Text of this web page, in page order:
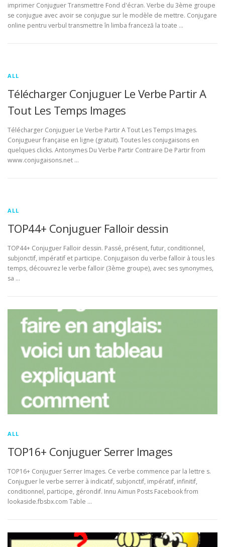
imprimer Conjuguer Transmettre Fond d'écran. Verbe du 3ème groupe
se conjugue avec avoir se conjugue sur le modèle de mettre. Conjugare
online pentru verbul transmettre în limba franceză la toate …
ALL
Télécharger Conjuguer Le Verbe Partir A
Tout Les Temps Images
Télécharger Conjuguer Le Verbe Partir A Tout Les Temps Images.
Conjugueur française en ligne (gratuit). Toutes les conjugaisons en
quelques clicks. Antonymes Du Verbe Partir Contraire De Partir from
www.conjugaisons.net …
ALL
TOP44+ Conjuguer Falloir dessin
TOP44+ Conjuguer Falloir dessin. Passé, présent, futur, conditionnel,
subjonctif, impératif et participe. Conjugaison du verbe falloir à tous les
temps, découvrez le verbe falloir (3ème groupe), avec ses synonymes,
sa …
ALL
TOP16+ Conjuguer Serrer Images
TOP16+ Conjuguer Serrer Images. Ce verbe commence par la lettre s.
Conjuguer le verbe serrer à indicatif, subjonctif, impératif, infinitif,
conditionnel, participe, gérondif. Innu Aimun Posts Facebook from
lookaside.fbsbx.com Table …